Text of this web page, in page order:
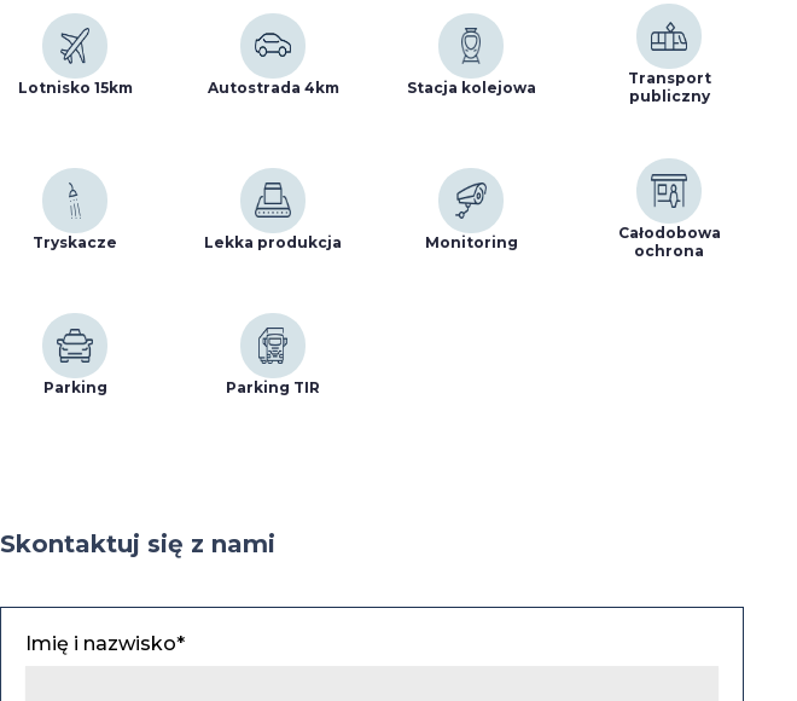
Lotnisko 15km Autostrada 4km Stacja kolejowa
Transport
publiczny
Tryskacze Lekka produkcja Monitoring
Całodobowa
ochrona
Parking Parking TIR
Skontaktuj się z nami
Imię i nazwisko*